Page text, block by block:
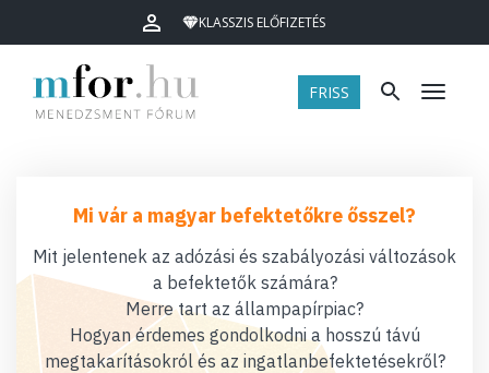
KLASSZIS ELŐFIZETÉS
FRISS Menü
Mi vár a magyar befektetőkre ősszel?
Mit jelentenek az adózási és szabályozási változások
a befektetők számára?
Merre tart az állampapírpiac?
Hogyan érdemes gondolkodni a hosszú távú
megtakarításokról és az ingatlanbefektetésekről?